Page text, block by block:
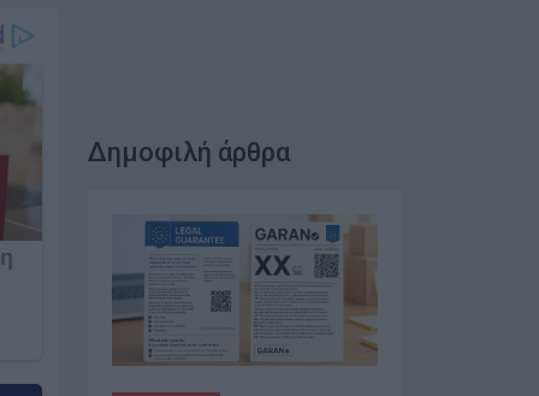
Δημοφιλή άρθρα